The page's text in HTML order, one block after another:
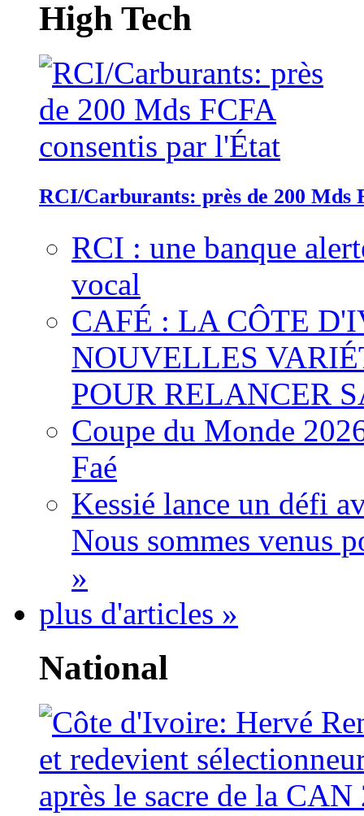
High Tech
RCI/Carburants: près de 200 Mds
RCI : une banque
vocal
CAFÉ : LA CÔTE
NOUVELLES
POUR RELANCER
Coupe du Monde
Faé
Kessié lance un défi
Nous sommes venus
»
plus d'articles »
National